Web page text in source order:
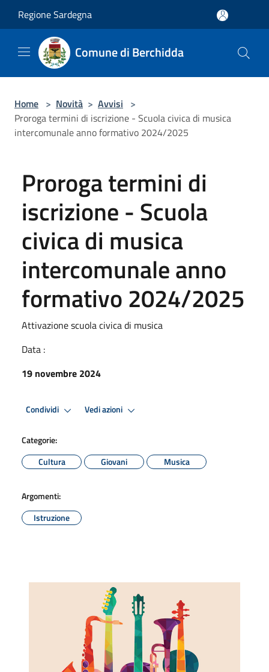
Regione Sardegna
Comune di Berchidda
Home > Novità > Avvisi >
Proroga termini di iscrizione - Scuola civica di musica
intercomunale anno formativo 2024/2025
Proroga termini di
iscrizione - Scuola
civica di musica
intercomunale anno
formativo 2024/2025
Attivazione scuola civica di musica
Data :
19 novembre 2024
Condividi Vedi azioni
Categorie:
Cultura
Giovani Musica
Argomenti:
Istruzione